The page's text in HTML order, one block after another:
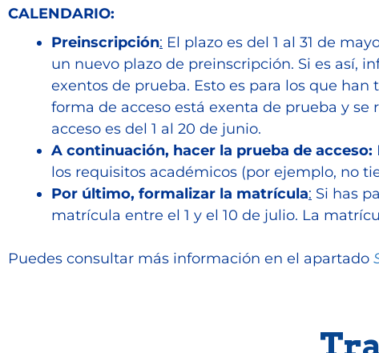
CALENDARIO:
Preinscripción: El plazo es del 1 al 31 de
un nuevo plazo de preinscripción. Si es así,
exentos de prueba. Esto es para los que
forma de acceso está exenta de prueba y
acceso es del 1 al 20 de junio.
A continuación, hacer la prueba de acceso:
los requisitos académicos (por ejemplo, no
Por último, formalizar la matrícula: Si has
matrícula entre el 1 y el 10 de julio. La
Puedes consultar más información en el apartado